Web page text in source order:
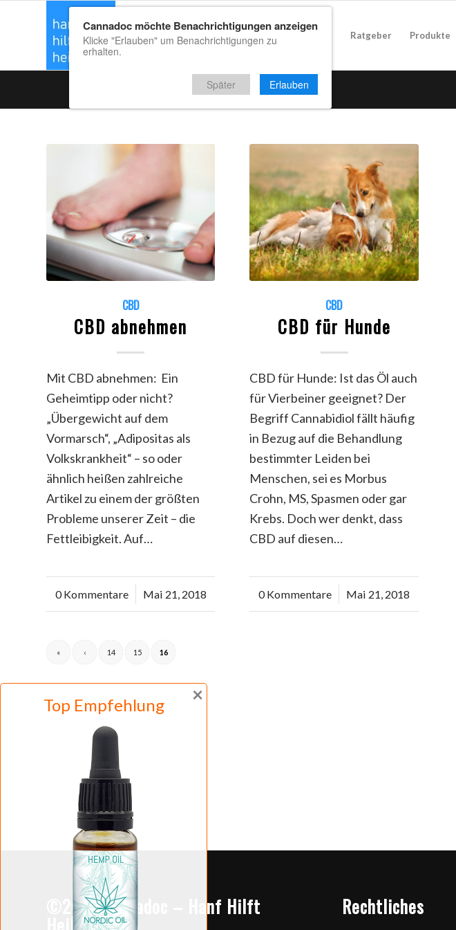
CBD Kaufratgeber Ratgeber Produkte
CBD
CBD abnehmen
Mit CBD abnehmen: Ein
Geheimtipp oder nicht?
„Übergewicht auf dem
Vormarsch“, „Adipositas als
Volkskrankheit“ – so oder
ähnlich heißen zahlreiche
Artikel zu einem der größten
Probleme unserer Zeit – die
Fettleibigkeit. Auf…
0 Kommentare
/ Mai 21, 2018
CBD
CBD für Hunde
CBD für Hunde: Ist das Öl auch
für Vierbeiner geeignet? Der
Begriff Cannabidiol fällt häufig
in Bezug auf die Behandlung
bestimmter Leiden bei
Menschen, sei es Morbus
Crohn, MS, Spasmen oder gar
Krebs. Doch wer denkt, dass
CBD auf diesen…
0 Kommentare
/ Mai 21, 2018
« ‹ 14 15 16
©2019 Cannadoc – Hanf Hilft
Heilen.
Rechtliches
Top Empfehlung ×
Cannadoc möchte Benachrichtigungen anzeigen
Klicke "Erlauben" um Benachrichtigungen zu
erhalten.
Später Erlauben